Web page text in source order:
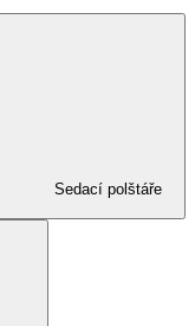
Sedací polštáře